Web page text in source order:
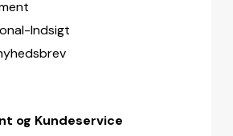
Indsigt
og Kundeservice